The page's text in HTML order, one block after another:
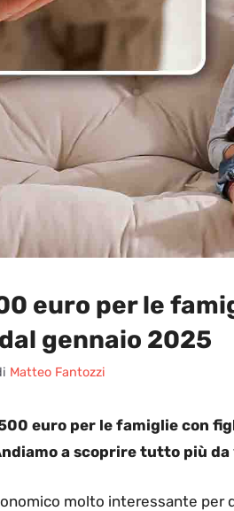
euro per le
gennaio 2025
Matteo Fantozzi
euro per le famiglie con
a scoprire tutto più da
molto interessante per